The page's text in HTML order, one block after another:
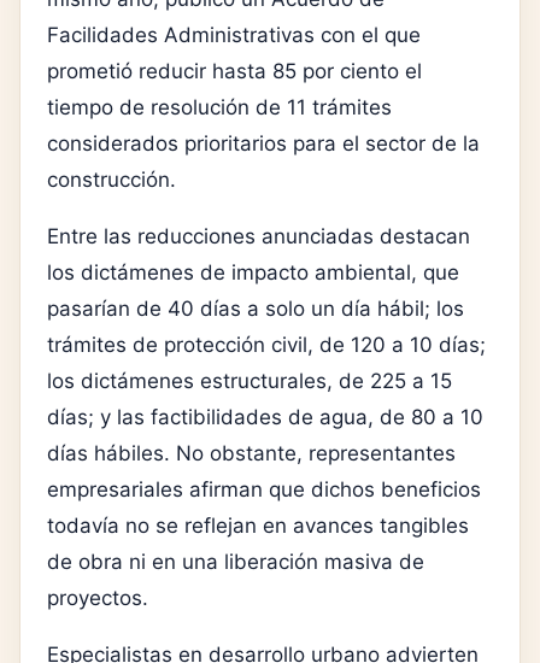
Facilidades Administrativas con el que
prometió reducir hasta 85 por ciento el
tiempo de resolución de 11 trámites
considerados prioritarios para el sector de la
construcción.
Entre las reducciones anunciadas destacan
los dictámenes de impacto ambiental, que
pasarían de 40 días a solo un día hábil; los
trámites de protección civil, de 120 a 10 días;
los dictámenes estructurales, de 225 a 15
días; y las factibilidades de agua, de 80 a 10
días hábiles. No obstante, representantes
empresariales afirman que dichos beneficios
todavía no se reflejan en avances tangibles
de obra ni en una liberación masiva de
proyectos.
Especialistas en desarrollo urbano advierten